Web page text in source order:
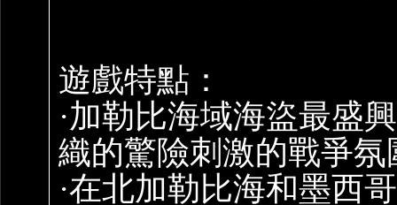
遊戲特點：
·加勒比海域海盜最盛
織的驚險刺激的戰爭氛
·在北加勒比海和墨西